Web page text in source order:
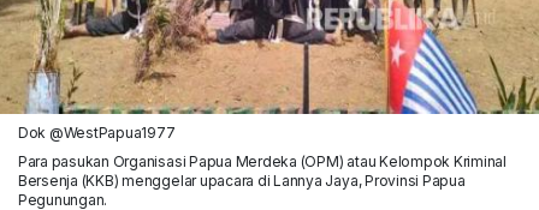
Dok @WestPapua1977
Para pasukan Organisasi Papua Merdeka (OPM) atau Kelompok Kriminal
Bersenja (KKB) menggelar upacara di Lannya Jaya, Provinsi Papua
Pegunungan.